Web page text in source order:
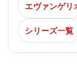
エヴァンゲリ
シリーズ一覧